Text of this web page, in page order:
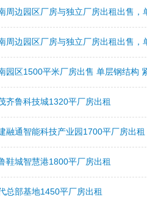
周边园区厂房与独立厂房出租出售，
周边园区厂房与独立厂房出租出售，
园区1500平米厂房出售 单层钢结构
齐鲁科技城1320平厂房出租
融通智能科技产业园1700平厂房出租
鞋城智慧港1800平厂房出租
总部基地1450平厂房出租